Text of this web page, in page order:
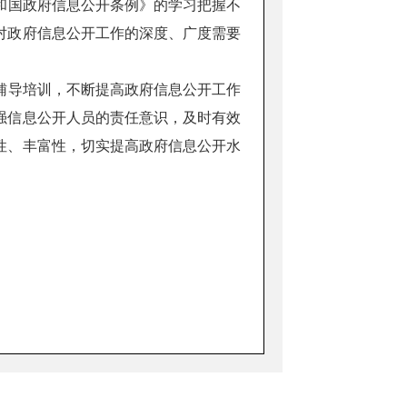
国政府信息公开条例》的学习把握不
府信息公开工作的深度、广度需要
培训，不断提高政府信息公开工作
信息公开人员的责任意识，及时有效
丰富性，切实提高政府信息公开水